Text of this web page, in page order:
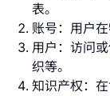
表。
账号：用户
用户：访问
织等。
知识产权：